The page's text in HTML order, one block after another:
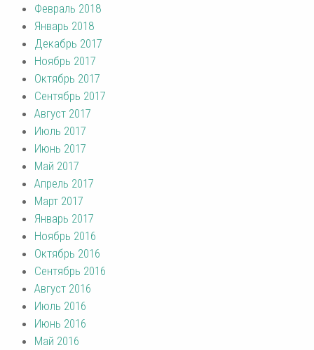
Февраль 2018
Январь 2018
Декабрь 2017
Ноябрь 2017
Октябрь 2017
Сентябрь 2017
Август 2017
Июль 2017
Июнь 2017
Май 2017
Апрель 2017
Март 2017
Январь 2017
Ноябрь 2016
Октябрь 2016
Сентябрь 2016
Август 2016
Июль 2016
Июнь 2016
Май 2016